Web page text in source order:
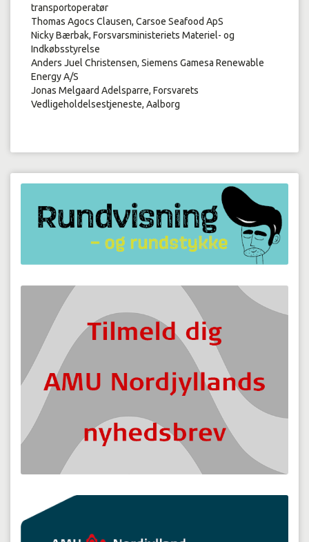
transportoperatør
Thomas Agocs Clausen, Carsoe Seafood ApS
Nicky Bærbak, Forsvarsministeriets Materiel- og
Indkøbsstyrelse
Anders Juel Christensen, Siemens Gamesa Renewable
Energy A/S
Jonas Melgaard Adelsparre, Forsvarets
Vedligeholdelsestjeneste, Aalborg